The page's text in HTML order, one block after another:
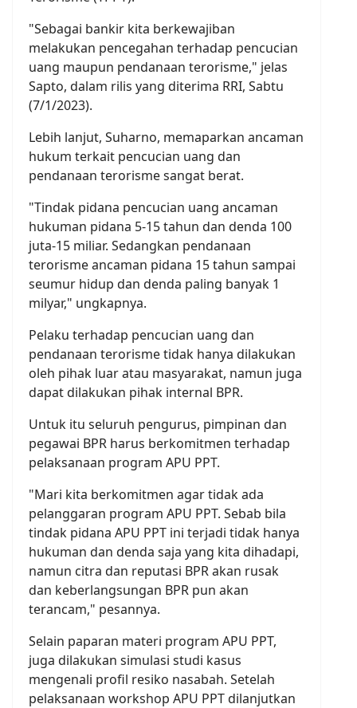
"Sebagai bankir kita berkewajiban
melakukan pencegahan terhadap pencucian
uang maupun pendanaan terorisme," jelas
Sapto, dalam rilis yang diterima RRI, Sabtu
(7/1/2023).
Lebih lanjut, Suharno, memaparkan ancaman
hukum terkait pencucian uang dan
pendanaan terorisme sangat berat.
"Tindak pidana pencucian uang ancaman
hukuman pidana 5-15 tahun dan denda 100
juta-15 miliar. Sedangkan pendanaan
terorisme ancaman pidana 15 tahun sampai
seumur hidup dan denda paling banyak 1
milyar," ungkapnya.
Pelaku terhadap pencucian uang dan
pendanaan terorisme tidak hanya dilakukan
oleh pihak luar atau masyarakat, namun juga
dapat dilakukan pihak internal BPR.
Untuk itu seluruh pengurus, pimpinan dan
pegawai BPR harus berkomitmen terhadap
pelaksanaan program APU PPT.
"Mari kita berkomitmen agar tidak ada
pelanggaran program APU PPT. Sebab bila
tindak pidana APU PPT ini terjadi tidak hanya
hukuman dan denda saja yang kita dihadapi,
namun citra dan reputasi BPR akan rusak
dan keberlangsungan BPR pun akan
terancam," pesannya.
Selain paparan materi program APU PPT,
juga dilakukan simulasi studi kasus
mengenali profil resiko nasabah. Setelah
pelaksanaan workshop APU PPT dilanjutkan